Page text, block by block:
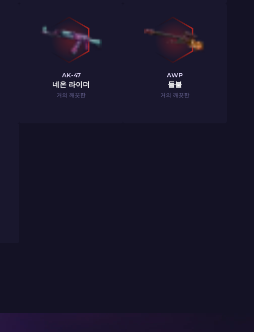
AK-47
네온 라이더
거의 깨끗한
AWP
들불
거의 깨끗한